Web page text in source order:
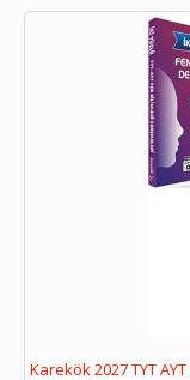
Karekök 2027 TYT